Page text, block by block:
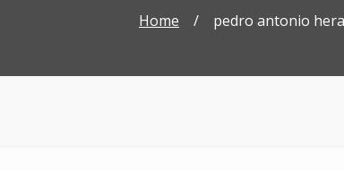
Home / pedro antonio